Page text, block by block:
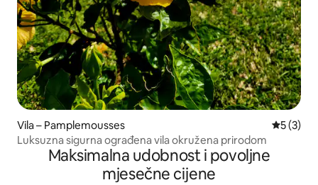
Vila – Pamplemousses
5 (3)
Luksuzna sigurna ograđena vila okružena prirodom
Maksimalna udobnost i povoljne
mjesečne cijene